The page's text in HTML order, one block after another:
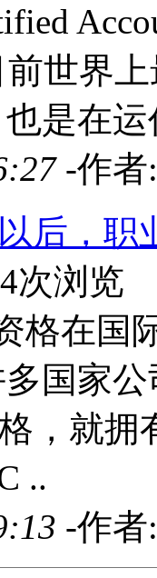
前世界
是在运
-作
后，职
次浏览
格在国
国家
，就拥
..
-作